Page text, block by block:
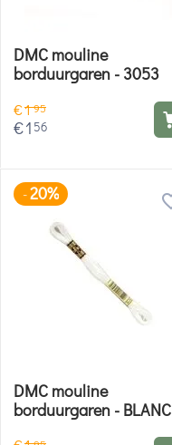
DMC mouline
borduurgaren - 3053
€195
€1 56
-20%
DMC mouline
borduurgaren - BLANC